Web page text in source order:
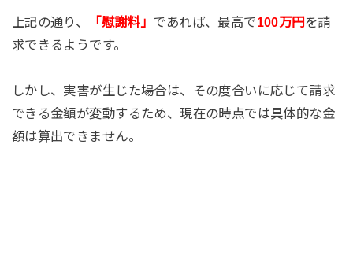
上記の通り、 「慰謝料」 であれば、最高で100万円 を請
求できるようです。
しかし、実害が生じた場合は、その度合いに応じて請求
できる金額が変動するため、現在の時点では具体的な金
額は算出できません。